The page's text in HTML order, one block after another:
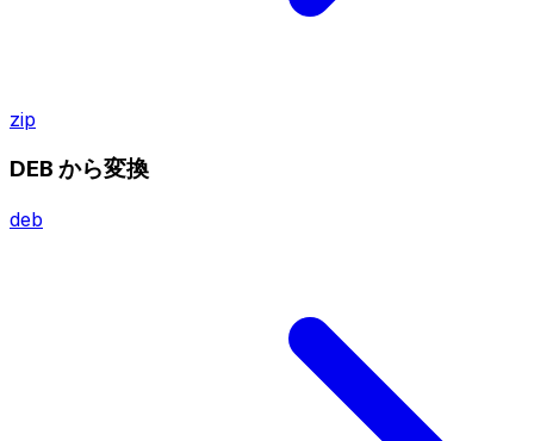
zip
DEB から変換
deb